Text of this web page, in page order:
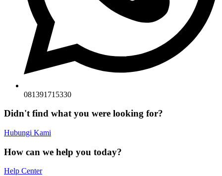
081391715330
Didn't find what you were looking for?
Hubungi Kami
How can we help you today?
Help Center